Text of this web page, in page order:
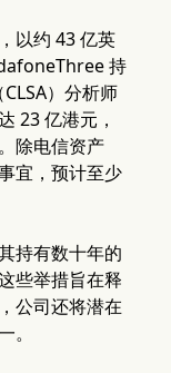
以约 43 亿英
持
）分析师
23 亿港元，
除电信资产
宜，预计至少
持有数十年的
些举措旨在释
公司还将潜在